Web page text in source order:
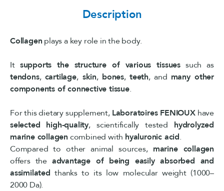
Description
Collagen plays a key role in the body.
It supports the structure of various tissues such as
tendons, cartilage,skin, bones,teeth, and many other
components of connective tissue.
For this dietary supplement, Laboratoires FENIOUXhave
selected high-quality, scientifically tested hydrolyzed
marine collagen combined with hyaluronic acid.
Compared to other animal sources, marine collagen
offers the advantage of being easily absorbed and
assimilated thanks to its low molecular weight (1000–
2000 Da).